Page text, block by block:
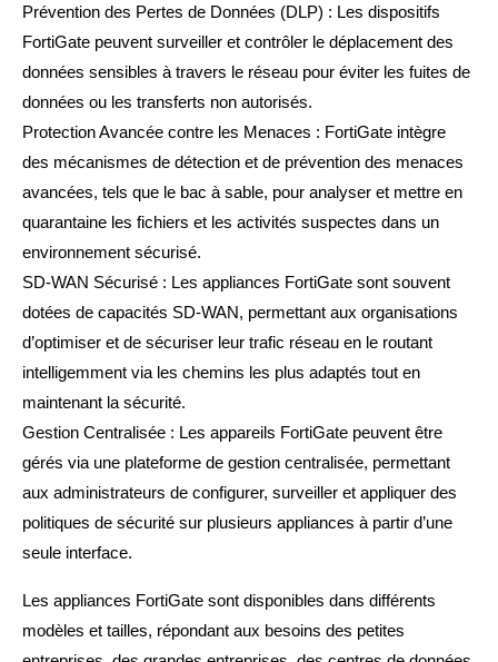
Prévention des Pertes de Données (DLP) : Les dispositifs
FortiGate peuvent surveiller et contrôler le déplacement des
données sensibles à travers le réseau pour éviter les fuites de
données ou les transferts non autorisés.
Protection Avancée contre les Menaces : FortiGate intègre
des mécanismes de détection et de prévention des menaces
avancées, tels que le bac à sable, pour analyser et mettre en
quarantaine les fichiers et les activités suspectes dans un
environnement sécurisé.
SD-WAN Sécurisé : Les appliances FortiGate sont souvent
dotées de capacités SD-WAN, permettant aux organisations
d’optimiser et de sécuriser leur trafic réseau en le routant
intelligemment via les chemins les plus adaptés tout en
maintenant la sécurité.
Gestion Centralisée : Les appareils FortiGate peuvent être
gérés via une plateforme de gestion centralisée, permettant
aux administrateurs de configurer, surveiller et appliquer des
politiques de sécurité sur plusieurs appliances à partir d’une
seule interface.
Les appliances FortiGate sont disponibles dans différents
modèles et tailles, répondant aux besoins des petites